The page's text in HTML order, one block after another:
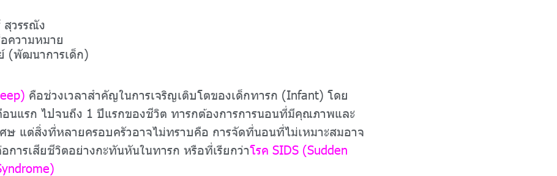
สุวรรณัง
ความหมาย
(พัฒนาการเด็ก)
คือช่วงเวลาสำคัญในการเจริญเติบโตของเด็กทารก (Infant) โดย
อนแรก ไปจนถึง 1 ปีแรกของชีวิต ทารกต้องการการนอนที่มีคุณภาพและ
ษ แต่สิ่งที่หลายครอบครัวอาจไม่ทราบคือ การจัดที่นอนที่ไม่เหมาะสมอาจ
การเสียชีวิตอย่างกะทันหันในทารก หรือที่เรียกว่าโรค SIDS (Sudden